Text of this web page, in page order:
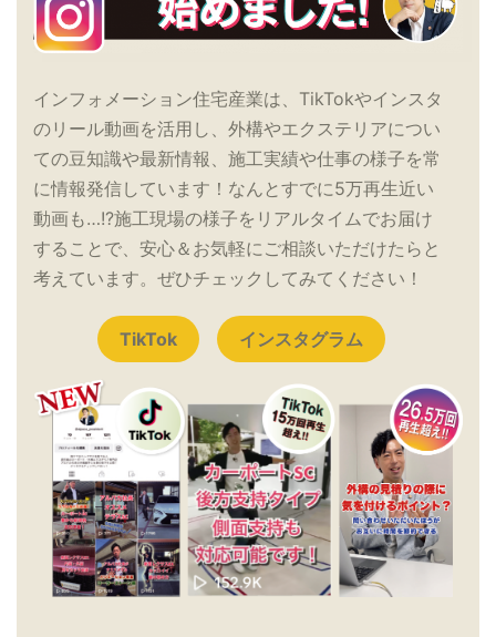
インフォメーション住宅産業は、TikTokやインスタ
のリール動画を活用し、外構やエクステリアについ
ての豆知識や最新情報、施工実績や仕事の様子を常
に情報発信しています！なんとすでに5万再生近い
動画も…!?施工現場の様子をリアルタイムでお届け
することで、安心＆お気軽にご相談いただけたらと
考えています。ぜひチェックしてみてください！
TikTok インスタグラム